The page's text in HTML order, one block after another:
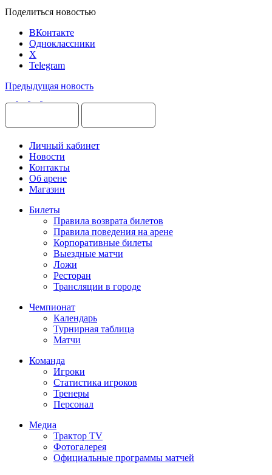
Поделиться новостью
ВКонтакте
Одноклассники
X
Telegram
Предыдущая новость
Личный кабинет
Новости
Контакты
Об арене
Магазин
Билеты
Правила возврата билетов
Правила поведения на арене
Корпоративные билеты
Выездные матчи
Ложи
Ресторан
Трансляции в городе
Чемпионат
Календарь
Турнирная таблица
Матчи
Команда
Игроки
Статистика игроков
Тренеры
Персонал
Медиа
Трактор TV
Фотогалерея
Официальные программы матчей